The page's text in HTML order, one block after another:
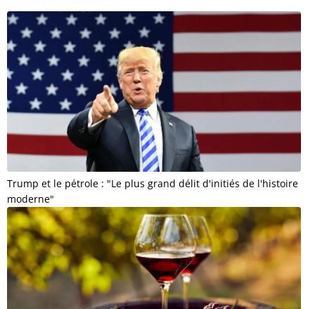
Trump et le pétrole : "Le plus grand délit d'initiés de l'histoire
moderne"